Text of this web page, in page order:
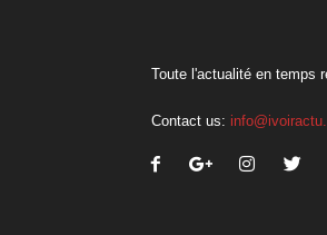
Toute l'actualité en temps
Contact us: